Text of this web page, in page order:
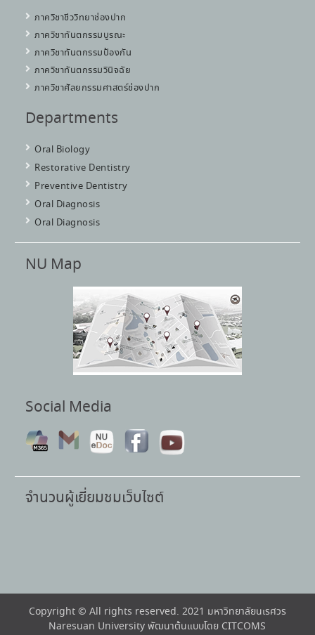
ภาควิชาชีววิทยาช่องปาก
ภาควิชาทันตกรรมบูรณะ
ภาควิชาทันตกรรมป้องกัน
ภาควิชาทันตกรรมวินิจฉัย
ภาควิชาศัลยกรรมศาสตร์ช่องปาก
Departments
Oral Biology
Restorative Dentistry
Preventive Dentistry
Oral Diagnosis
Oral Diagnosis
NU Map
Social Media
จำนวนผู้เยี่ยมชมเว็บไซต์
Copyright © All rights reserved. 2021 มหาวิทยาลัยนเรศวร
Naresuan University พัฒนาต้นแบบโดย CITCOMS